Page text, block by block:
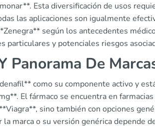
Esta diversificación de usos
las aplicaciones son igualmente
según los antecedentes
particulares y potenciales riesgos
Panorama De
como su componente activo y
El fármaco se encuentra en
sino también con opciones
marca o su versión genérica depende